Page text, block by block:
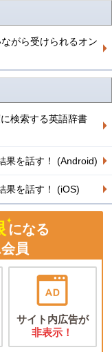
がら受けられるオン
検索する英語辞書
果を話す！ (Android)
果を話す！ (iOS)
になる
員
サイト内広告が
非表示！